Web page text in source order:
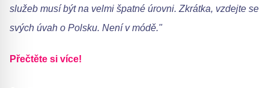
služeb musí být na velmi špatné úrovni. Zkrátka, vzdejte se
svých úvah o Polsku. Není v módě."
Přečtěte si více!